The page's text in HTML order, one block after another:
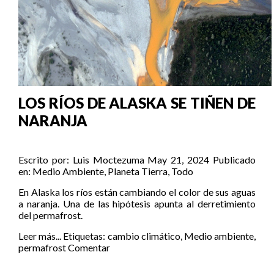
LOS RÍOS DE ALASKA SE TIÑEN DE
NARANJA
Escrito por: Luis Moctezuma May 21, 2024 Publicado
en: Medio Ambiente, Planeta Tierra, Todo
En Alaska los ríos están cambiando el color de sus aguas
a naranja. Una de las hipótesis apunta al derretimiento
del permafrost.
Leer más... Etiquetas: cambio climático, Medio ambiente,
permafrostComentar